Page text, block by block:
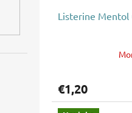
Listerine Mentol
€1,20